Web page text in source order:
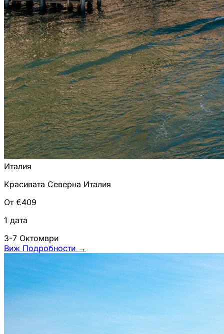
Италия
Красивата Северна Италия
От €409
1 дата
3-7 Октомври
Виж Подробности →